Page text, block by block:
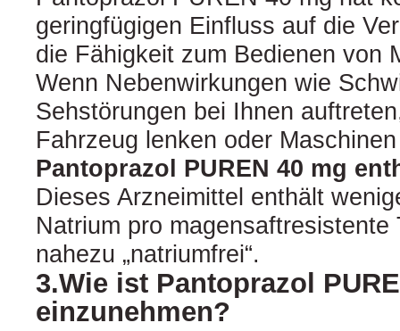
geringfügigen Einfluss auf die
die Fähigkeit zum Bedienen von
Wenn Nebenwirkungen wie
Sehstörungen bei Ihnen
Fahrzeug lenken oder
Pantoprazol PUREN 40 mg
Dieses Arzneimittel enthält
Natrium pro
nahezu „natriumfrei“.
3.Wie ist Pantoprazol
einzunehmen?